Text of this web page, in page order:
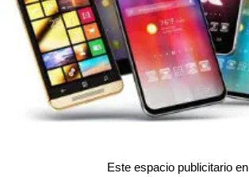
Este espacio publicitario en